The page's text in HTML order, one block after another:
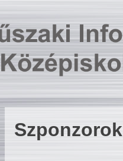
Szponzorok